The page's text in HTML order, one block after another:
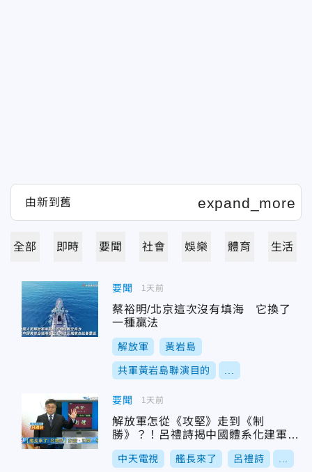
全部 即時 要聞 社會 娛樂 體育 生活
要聞
蔡裕明/北京這次沒有填海 它換了
一種贏法
解放軍 黃岩島
共軍黃岩島聯演目的
1天前
要聞
解放軍怎從《攻堅》走到《制
勝》？！呂禮詩揭中國體系化建軍進
化到何處！
中天電視 艦長來了 呂禮詩
1天前